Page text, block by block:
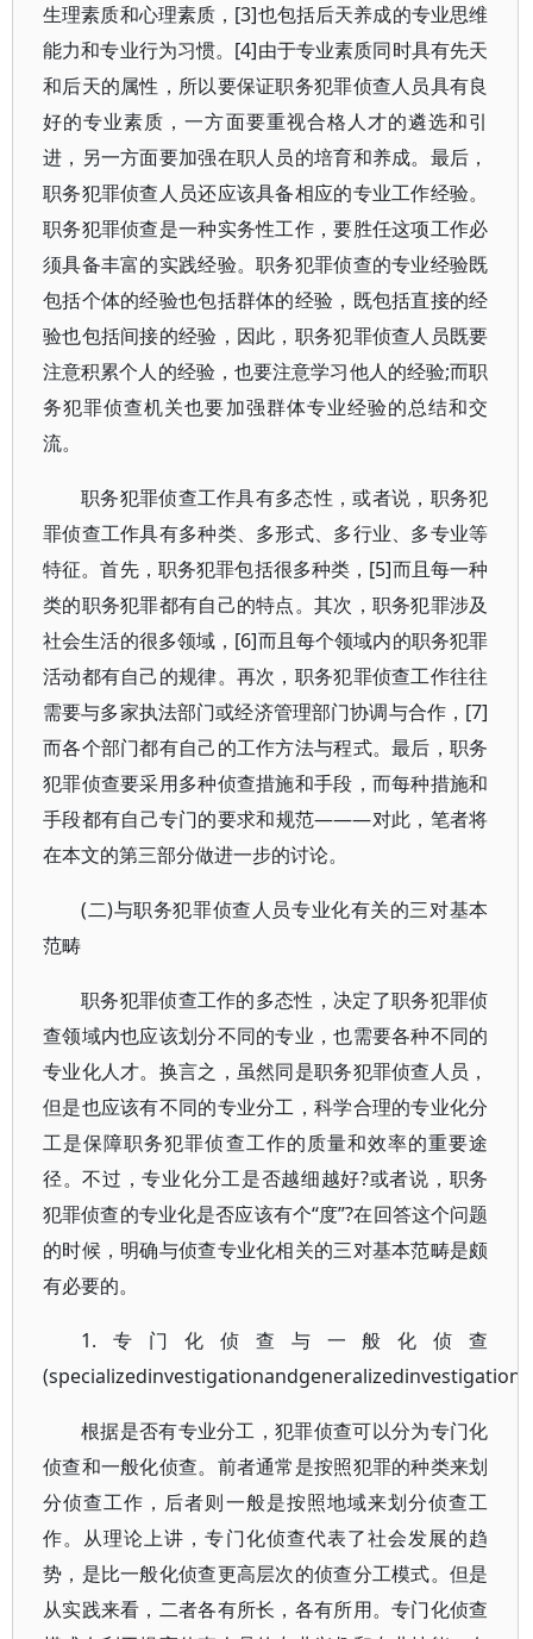
生理素质和心理素质，[3]也包括后天养成的专业思维
能力和专业行为习惯。[4]由于专业素质同时具有先天
和后天的属性，所以要保证职务犯罪侦查人员具有良
好的专业素质，一方面要重视合格人才的遴选和引
进，另一方面要加强在职人员的培育和养成。最后，
职务犯罪侦查人员还应该具备相应的专业工作经验。
职务犯罪侦查是一种实务性工作，要胜任这项工作必
须具备丰富的实践经验。职务犯罪侦查的专业经验既
包括个体的经验也包括群体的经验，既包括直接的经
验也包括间接的经验，因此，职务犯罪侦查人员既要
注意积累个人的经验，也要注意学习他人的经验;而职
务犯罪侦查机关也要加强群体专业经验的总结和交
流。
职务犯罪侦查工作具有多态性，或者说，职务犯
罪侦查工作具有多种类、多形式、多行业、多专业等
特征。首先，职务犯罪包括很多种类，[5]而且每一种
类的职务犯罪都有自己的特点。其次，职务犯罪涉及
社会生活的很多领域，[6]而且每个领域内的职务犯罪
活动都有自己的规律。再次，职务犯罪侦查工作往往
需要与多家执法部门或经济管理部门协调与合作，[7]
而各个部门都有自己的工作方法与程式。最后，职务
犯罪侦查要采用多种侦查措施和手段，而每种措施和
手段都有自己专门的要求和规范———对此，笔者将
在本文的第三部分做进一步的讨论。
(二)与职务犯罪侦查人员专业化有关的三对基本
范畴
职务犯罪侦查工作的多态性，决定了职务犯罪侦
查领域内也应该划分不同的专业，也需要各种不同的
专业化人才。换言之，虽然同是职务犯罪侦查人员，
但是也应该有不同的专业分工，科学合理的专业化分
工是保障职务犯罪侦查工作的质量和效率的重要途
径。不过，专业化分工是否越细越好?或者说，职务
犯罪侦查的专业化是否应该有个“度”?在回答这个问题
的时候，明确与侦查专业化相关的三对基本范畴是颇
有必要的。
1.专门化侦查与一般化侦查
(specializedinvestigationandgeneralizedinvestigation)
根据是否有专业分工，犯罪侦查可以分为专门化
侦查和一般化侦查。前者通常是按照犯罪的种类来划
分侦查工作，后者则一般是按照地域来划分侦查工
作。从理论上讲，专门化侦查代表了社会发展的趋
势，是比一般化侦查更高层次的侦查分工模式。但是
从实践来看，二者各有所长，各有所用。专门化侦查